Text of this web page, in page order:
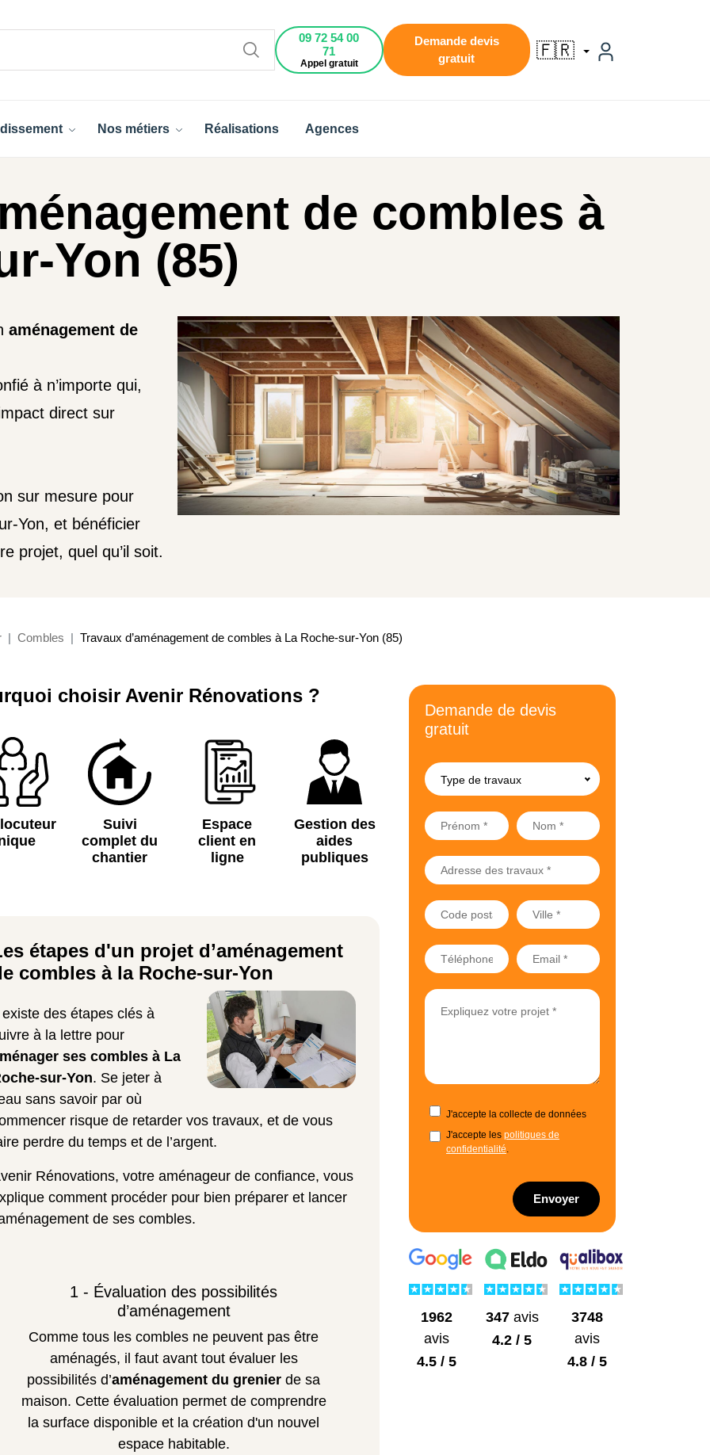
09 72 54 00
71
Appel gratuit
Demande devis
gratuit
🇫🇷
Nos métiers Réalisations Agences
de combles à
Yon (85)
aménagement de
à n’importe qui,
direct sur
sur mesure pour
Yon, et bénéficier
projet, quel qu’il soit.
Combles Travaux d’aménagement de combles à La Roche-sur-Yon (85)
choisir Avenir Rénovations ?
Suivi
complet du
chantier
Espace
client en
ligne
Gestion des
aides
publiques
étapes d'un projet d’aménagement
combles à la Roche-sur-Yon
des étapes clés à
à la lettre pour
ses combles à La
sur-Yon. Se jeter à
sans savoir par où
risque de retarder vos travaux, et de vous
perdre du temps et de l’argent.
Rénovations, votre aménageur de confiance, vous
comment procéder pour bien préparer et lancer
de ses combles.
1 - Évaluation des possibilités
d’aménagement
Comme tous les combles ne peuvent pas être
aménagés, il faut avant tout évaluer les
possibilités d’aménagement du grenier de sa
maison. Cette évaluation permet de comprendre
la surface disponible et la création d'un nouvel
espace habitable.
Demande de devis
gratuit
Type de travaux
J'accepte la collecte de données
J'accepte les politiques de
confidentialité.
Envoyer
1962
avis
4.5 / 5
347avis
4.2 / 5
3748
avis
4.8 / 5